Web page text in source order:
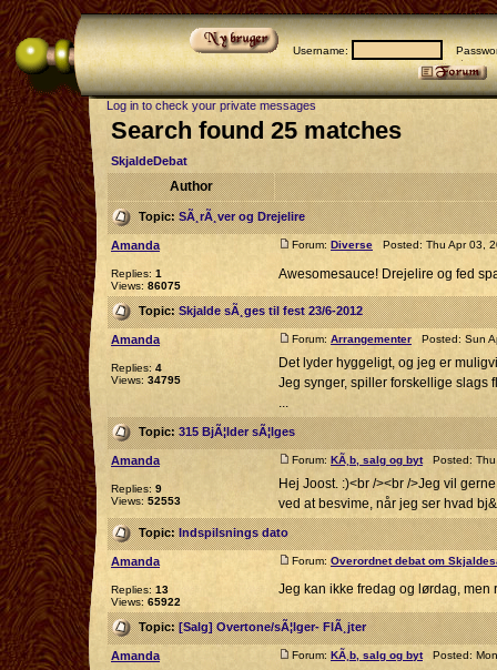
Username:
Log in to check your private messages
Search found 25 matches
SkjaldeDebat
Author
Topic:SÃ¸rÃ¸ver og Drejelire
Amanda
Replies: 1
Views: 86075
Forum: Diverse Posted: Thu Apr 03,
Awesomesauce! Drejelire og fed
Topic:Skjalde sÃ¸ges til fest 23/6-2012
Amanda
Replies: 4
Views: 34795
Forum: Arrangementer Posted: Sun
Det lyder hyggeligt, og jeg er
Jeg synger, spiller forskellige slags
...
Topic:315 BjÃ¦lder sÃ¦lges
Amanda
Replies: 9
Views: 52553
Forum: KÃ¸b, salg og bytPosted: Thu
Hej Joost. :)<br /><br />Jeg vil
ved at besvime, når jeg ser hvad
Topic:Indspilsnings dato
Amanda
Replies: 13
Views: 65922
Forum: Overordnet debat om
Jeg kan ikke fredag og lørdag, men
Topic:[Salg] Overtone/sÃ¦lger- FlÃ¸jter
Amanda Forum: KÃ¸b, salg og bytPosted: